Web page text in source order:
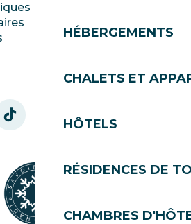
HÉBERGEMENTS
CHALETS ET
HÔTELS
RÉSIDENCES DE
CHAMBRES
SoleGets
Les Gets Tourisme